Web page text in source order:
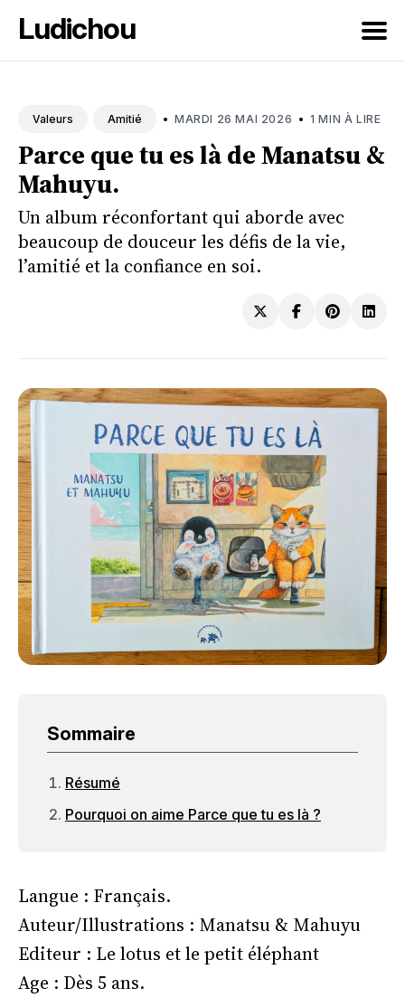
Ludichou
blog
Valeurs Amitié • MARDI 26 MAI 2026 • 1 MIN À LIRE
Parce que tu es là de Manatsu &
Mahuyu.
Un album réconfortant qui aborde avec
beaucoup de douceur les défis de la vie,
l’amitié et la confiance en soi.
Sommaire
Résumé
Pourquoi on aime Parce que tu es là ?
Langue : Français.
Auteur/Illustrations : Manatsu & Mahuyu
Editeur : Le lotus et le petit éléphant
Age : Dès 5 ans.